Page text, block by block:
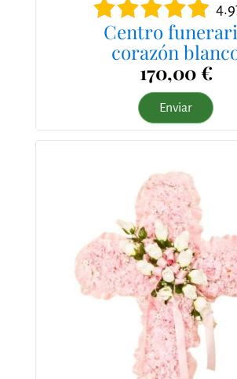
Centro
corazón
170,00 €
Enviar